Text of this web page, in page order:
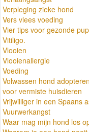
Verpleging zieke hond
Vers vlees voeding
Vier tips voor gezonde
Vitiligo.
Vlooien
Vlooienallergie
Voeding
Volwassen hond
voor vermiste huisdieren
Vrijwilliger in een Spaans
Vuurwerkangst
Waar mag mijn hond los